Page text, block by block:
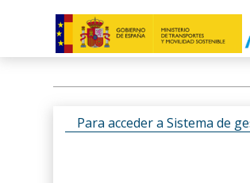
Para acceder a Sistema de